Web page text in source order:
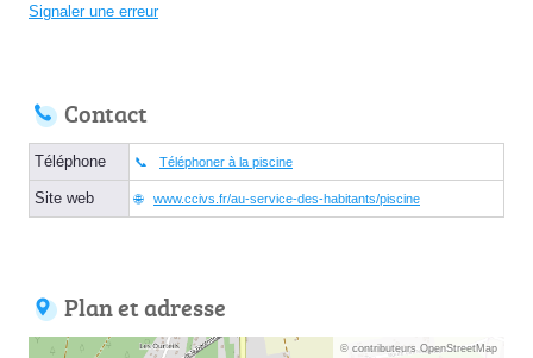
Signaler une erreur
Contact
Téléphone Téléphoner à la piscine
Site web www.ccivs.fr/au-service-des-habitants/piscine
Plan et adresse
© contributeurs OpenStreetMap